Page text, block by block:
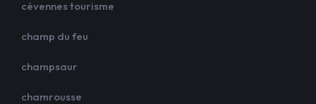
cévennes tourisme
champ du feu
champsaur
chamrousse